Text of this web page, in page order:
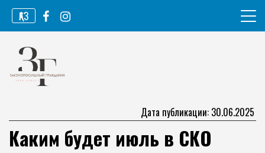
Перейти
содержимому
ҚАЗ
Законопослушный гражданин
Дата публикации: 30.06.2025
Каким будет июль в СКО